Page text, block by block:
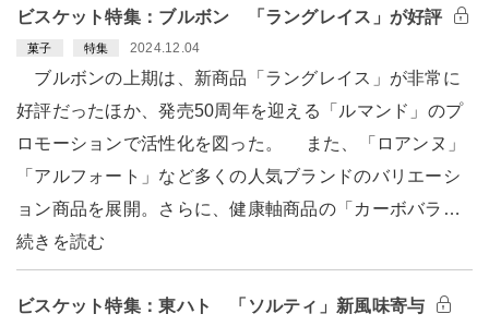
ビスケット特集：ブルボン 「ラングレイス」が好評
菓子 特集 2024.12.04
ブルボンの上期は、新商品「ラングレイス」が非常に
好評だったほか、発売50周年を迎える「ルマンド」のプ
ロモーションで活性化を図った。 また、「ロアンヌ」
「アルフォート」など多くの人気ブランドのバリエーシ
ョン商品を展開。さらに、健康軸商品の「カーボバラ…
続きを読む
ビスケット特集：東ハト 「ソルティ」新風味寄与